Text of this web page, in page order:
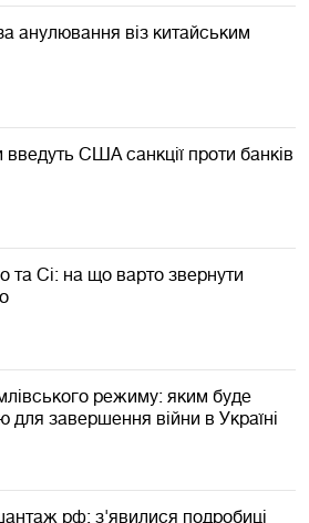
анулювання віз китайським
введуть США санкції проти банків
та Сі: на що варто звернути
режиму: яким буде
для завершення війни в Україні
рф: з'явилися подробиці